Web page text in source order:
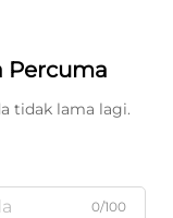
Percuma
tidak lama lagi.
0/100